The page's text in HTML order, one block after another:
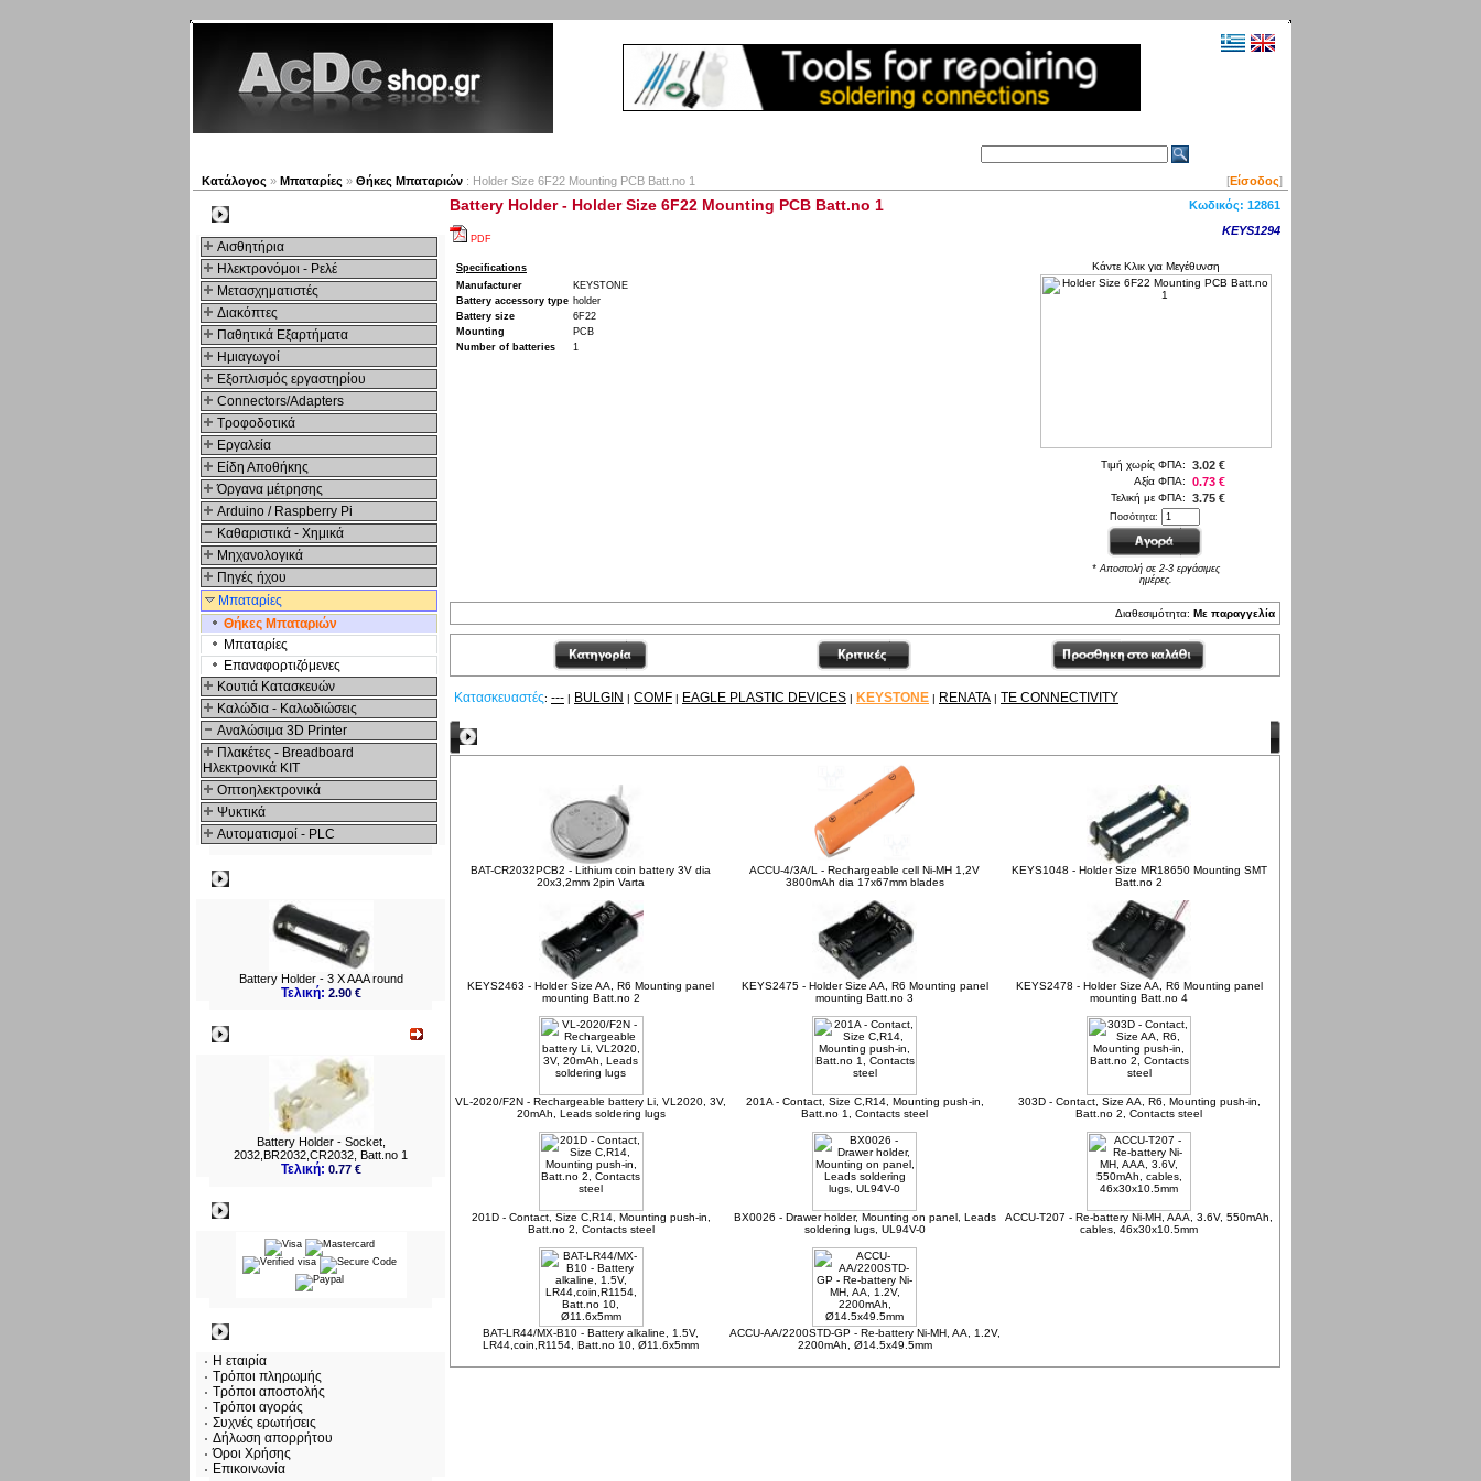
Κατάλογος » Μπαταρίες » Θήκες Μπαταριών : Holder Size 6F22 Mounting PCB Batt.no 1 [Είσοδος]
Αισθητήρια
Ηλεκτρονόμοι - Ρελέ
Μετασχηματιστές
Διακόπτες
Παθητικά Εξαρτήματα
Hμιαγωγοί
Εξοπλισμός εργαστηρίου
Connectors/Adapters
Τροφοδοτικά
Εργαλεία
Είδη Αποθήκης
Όργανα μέτρησης
Arduino / Raspberry Pi
Καθαριστικά - Χημικά
Μηχανολογικά
Πηγές ήχου
Μπαταρίες
Θήκες Μπαταριών
Μπαταρίες
Επαναφορτιζόμενες
Κουτιά Κατασκευών
Καλώδια - Καλωδιώσεις
Αναλώσιμα 3D Printer
Πλακέτες - Breadboard
Ηλεκτρονικά ΚΙΤ
Οπτοηλεκτρονικά
Ψυκτικά
Αυτοματισμοί - PLC
Battery Holder - 3 X AAA round
Τελική: 2.90 €
Battery Holder - Socket,
2032,BR2032,CR2032, Batt.no 1
Τελική: 0.77 €
Η εταιρία
Τρόποι πληρωμής
Τρόποι αποστολής
Τρόποι αγοράς
Συχνές ερωτήσεις
Δήλωση απορρήτου
Όροι Χρήσης
Επικοινωνία
Battery Holder - Holder Size 6F22 Mounting PCB Batt.no 1 Κωδικός: 12861
PDF
KEYS1294
Κάντε Κλικ για Μεγέθυνση
Τιμή χωρίς ΦΠΑ: 3.02 €
Αξία ΦΠΑ: 0.73 €
Τελική με ΦΠΑ: 3.75 €
Ποσότητα:
* Αποστολή σε 2-3 εργάσιμες
ημέρες.
Specifications
Manufacturer
KEYSTONE
Battery accessory type holder
Battery size
6F22
Mounting
PCB
Number of batteries
1
Διαθεσιμότητα: Με παραγγελία
Κατασκευαστές: --- | BULGIN | COMF | EAGLE PLASTIC DEVICES | KEYSTONE | RENATA | TE CONNECTIVITY
BAT-CR2032PCB2 - Lithium coin battery 3V dia
20x3,2mm 2pin Varta
ACCU-4/3A/L - Rechargeable cell Ni-MH 1,2V
3800mAh dia 17x67mm blades
KEYS1048 - Holder Size MR18650 Mounting SMT
Batt.no 2
KEYS2463 - Holder Size AA, R6 Mounting panel
mounting Batt.no 2
KEYS2475 - Holder Size AA, R6 Mounting panel
mounting Batt.no 3
KEYS2478 - Holder Size AA, R6 Mounting panel
mounting Batt.no 4
VL-2020/F2N - Rechargeable battery Li, VL2020, 3V,
20mAh, Leads soldering lugs
201A - Contact, Size C,R14, Mounting push-in,
Batt.no 1, Contacts steel
303D - Contact, Size AA, R6, Mounting push-in,
Batt.no 2, Contacts steel
201D - Contact, Size C,R14, Mounting push-in,
Batt.no 2, Contacts steel
BX0026 - Drawer holder, Mounting on panel, Leads
soldering lugs, UL94V-0
ACCU-T207 - Re-battery Ni-MH, AAA, 3.6V, 550mAh,
cables, 46x30x10.5mm
BAT-LR44/MX-B10 - Battery alkaline, 1.5V,
LR44,coin,R1154, Batt.no 10, Ø11.6x5mm
ACCU-AA/2200STD-GP - Re-battery Ni-MH, AA, 1.2V,
2200mAh, Ø14.5x49.5mm